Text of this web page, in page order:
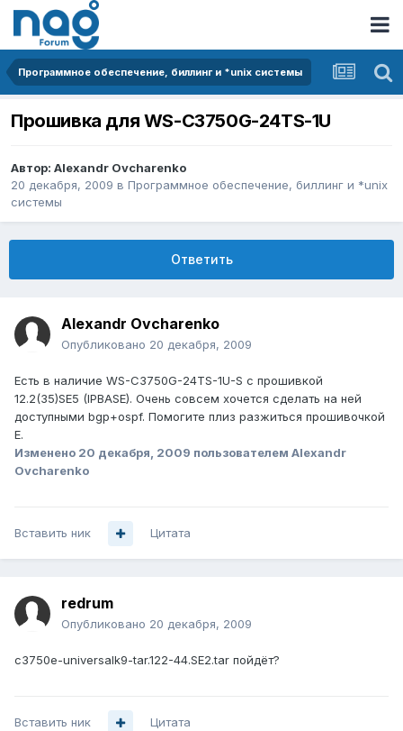
Программное обеспечение, биллинг и *unix системы
Прошивка для WS-C3750G-24TS-1U
Автор: Alexandr Ovcharenko
20 декабря, 2009 в Программное обеспечение, биллинг и *unix
системы
Ответить
Alexandr Ovcharenko
Опубликовано 20 декабря, 2009
Есть в наличие WS-C3750G-24TS-1U-S с прошивкой
12.2(35)SE5 (IPBASE). Очень совсем хочется сделать на ней
доступными bgp+ospf. Помогите плиз разжиться прошивочкой
E.
Изменено 20 декабря, 2009 пользователем Alexandr
Ovcharenko
Вставить ник Цитата
redrum
Опубликовано 20 декабря, 2009
c3750e-universalk9-tar.122-44.SE2.tar пойдёт?
Вставить ник Цитата